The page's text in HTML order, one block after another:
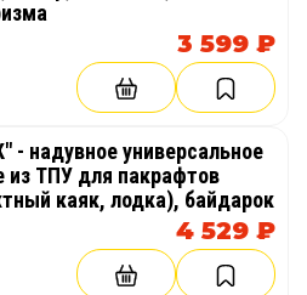
3 599 ₽
надувное универсальное
из ТПУ для пакрафтов
каяк, лодка), байдарок
4 529 ₽